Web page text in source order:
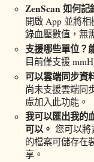
ZenScan 如何記
開啟 App 並將
錄血壓數值，無
支援哪些單位？
目前僅支援
可以雲端同步資
尚未支援雲端同
慮加入此功能。
我可以匯出我的
可以。 您可以將
的檔案可儲存在
享。